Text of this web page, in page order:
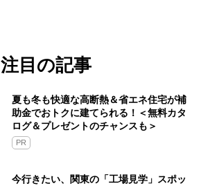
注目の記事
夏も冬も快適な高断熱＆省エネ住宅が補
助金でおトクに建てられる！＜無料カタ
ログ＆プレゼントのチャンスも＞
PR
今行きたい、関東の「工場見学」スポッ